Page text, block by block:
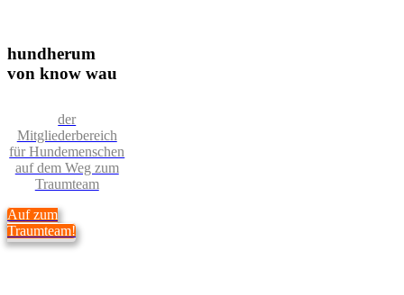
hundherum
von know wau
der
Mitgliederbereich
für Hundemenschen
auf dem Weg zum
Traumteam
Auf zum
Traumteam!